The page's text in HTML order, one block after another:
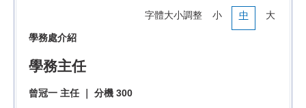
字體大小調整 小 中 大
學務處介紹
學務主任
曾冠一 主任 ｜ 分機 300